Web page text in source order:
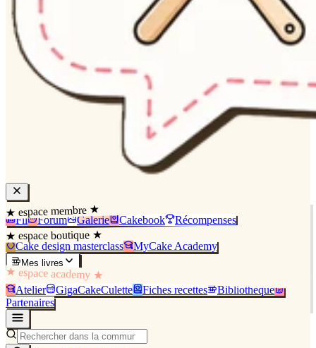
★ espace membre ★
Fil Forum Galerie Cakebook Récompenses
★ espace boutique ★
Cake design masterclass MyCake Academy
Mes livres
★ espace academy ★
Atelier GigaCakeCulette Fiches recettes
Bibliothèque
Partenaires